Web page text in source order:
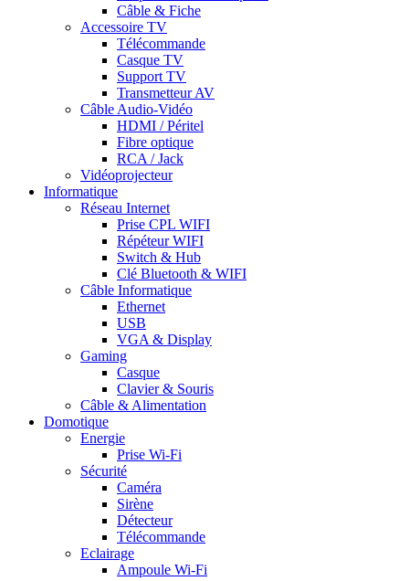
Câble & Fiche
Accessoire TV
Télécommande
Casque TV
Support TV
Transmetteur AV
Câble Audio-Vidéo
HDMI / Péritel
Fibre optique
RCA / Jack
Vidéoprojecteur
Informatique
Réseau Internet
Prise CPL WIFI
Répéteur WIFI
Switch & Hub
Clé Bluetooth & WIFI
Câble Informatique
Ethernet
USB
VGA & Display
Gaming
Casque
Clavier & Souris
Câble & Alimentation
Domotique
Energie
Prise Wi-Fi
Sécurité
Caméra
Sirène
Détecteur
Télécommande
Eclairage
Ampoule Wi-Fi